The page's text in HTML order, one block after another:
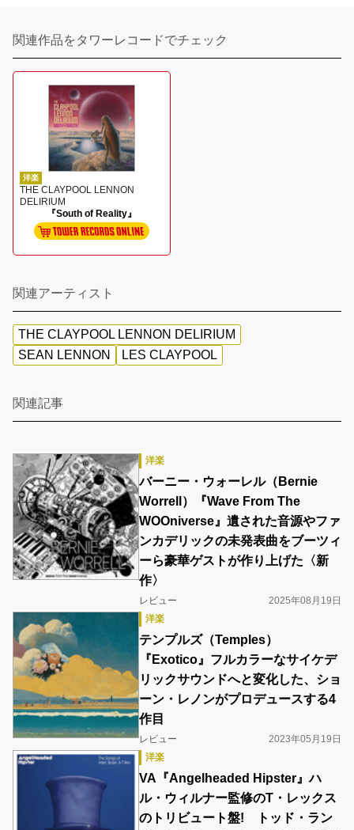
関連作品をタワーレコードでチェック
洋楽
THE CLAYPOOL LENNON
DELIRIUM
『South of Reality』
関連アーティスト
THE CLAYPOOL LENNON DELIRIUM
SEAN LENNON
LES CLAYPOOL
関連記事
洋楽
バーニー・ウォーレル（Bernie
Worrell）『Wave From The
WOOniverse』遺された音源やファ
ンカデリックの未発表曲をブーツィ
ーら豪華ゲストが作り上げた〈新
作〉
レビュー
2025年08月19日
洋楽
テンプルズ（Temples）
『Exotico』フルカラーなサイケデ
リックサウンドへと変化した、ショ
ーン・レノンがプロデュースする4
作目
レビュー
2023年05月19日
洋楽
VA『Angelheaded Hipster』ハ
ル・ウィルナー監修のT・レックス
のトリビュート盤! トッド・ラン